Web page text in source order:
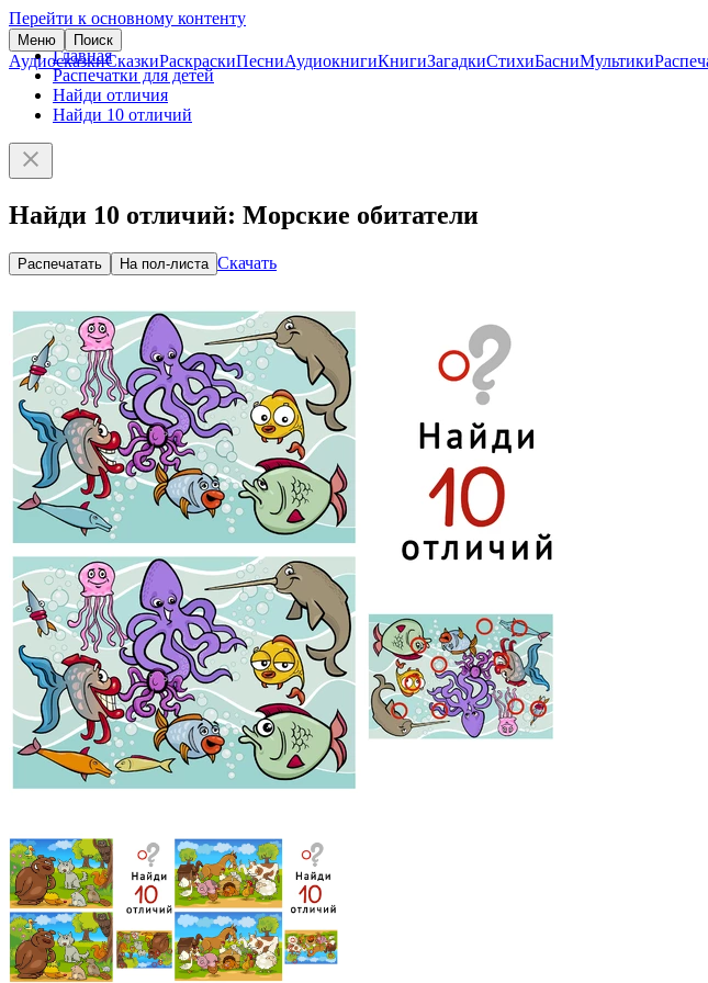
Перейти к основному контенту
Меню Поиск
АудиосказкиСказкиРаскраскиПесниАудиокнигиКнигиЗагадкиСтихиБасниМультики
Главная
Распечатки для детей
Найди отличия
Найди 10 отличий
Найди 10 отличий: Морские обитатели
Распечатать На пол-листа Скачать